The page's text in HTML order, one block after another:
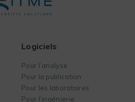
Logiciels
Pour l’analyse
Pour la publication
Pour les laboratoires
Pour l’ingénierie